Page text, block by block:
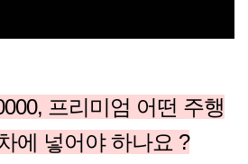
프리미엄 어떤 주행
에 넣어야 하나요 ?